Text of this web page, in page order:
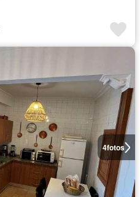
4fotos